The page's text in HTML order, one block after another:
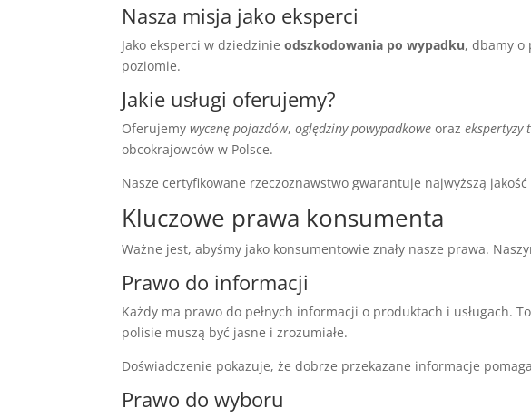
Nasza misja jako eksperci
Jako eksperci w dziedzinieodszkodowania po wypadku, dbamy o
poziomie.
Jakie usługi oferujemy?
Oferujemywycenę pojazdów,oględziny powypadkowe orazekspertyzy
obcokrajowców w Polsce.
Nasze certyfikowane rzeczoznawstwo gwarantuje najwyższą
Kluczowe prawa konsumenta
Ważne jest, abyśmy jako konsumentowie znały nasze prawa.
Prawo do informacji
Każdy ma prawo do pełnych informacji o produktach i usługach.
polisie muszą być jasne i zrozumiałe.
Doświadczenie pokazuje, że dobrze przekazane informacje
Prawo do wyboru